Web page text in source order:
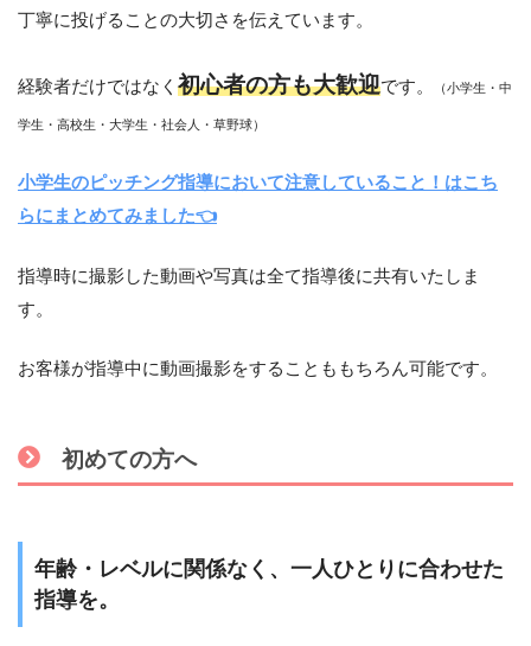
丁寧に投げることの大切さを伝えています。
経験者だけではなく 初心者の方も大歓迎です。 （小学生・中
学生・高校生・大学生・社会人・草野球）
小学生のピッチング指導において注意していること！はこち
らにまとめてみました👈
指導時に撮影した動画や写真は全て指導後に共有いたしま
す。
お客様が指導中に動画撮影をすることももちろん可能です。
初めての方へ
年齢・レベルに関係なく、一人ひとりに合わせた
指導を。